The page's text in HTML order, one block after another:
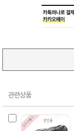
관련상품